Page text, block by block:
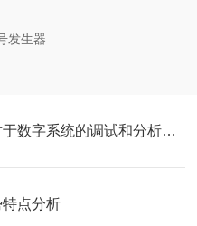
固纬逻辑分析仪对于数字系统的调试和分析至关重要
点分析